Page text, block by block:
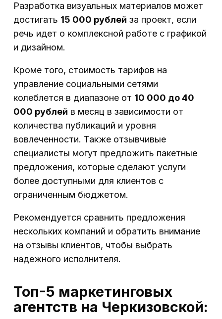
Разработка визуальных материалов может
достигать 15 000 рублей за проект, если
речь идет о комплексной работе с графикой
и дизайном.
Кроме того, стоимость тарифов на
управление социальными сетями
колеблется в диапазоне от 10 000 до 40
000 рублей в месяц в зависимости от
количества публикаций и уровня
вовлеченности. Также отзывчивые
специалисты могут предложить пакетные
предложения, которые сделают услуги
более доступными для клиентов с
ограниченным бюджетом.
Рекомендуется сравнить предложения
нескольких компаний и обратить внимание
на отзывы клиентов, чтобы выбрать
надежного исполнителя.
Топ-5 маркетинговых
агентств на Черкизовской: